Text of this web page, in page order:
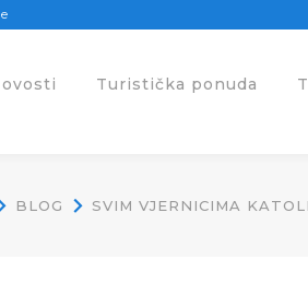
Turistička ponuda
BLOG SVIM VJERNICIMA